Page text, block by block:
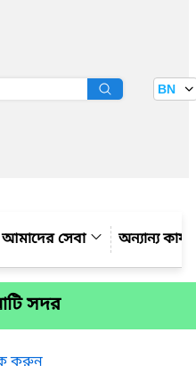
বাতায়ন BN
আমাদের সেবা অন্যান্য
সদর
করুন